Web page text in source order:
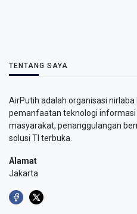
TENTANG SAYA
AirPutih adalah organisasi
pemanfaatan teknologi
masyarakat, penanggulangan
solusi TI terbuka.
Alamat
Jakarta